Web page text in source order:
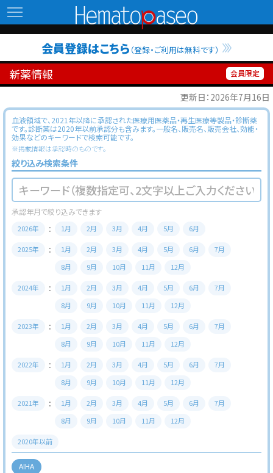
Hematopaseo
会員登録はこちら （登録・ご利用は無料です）
新薬情報
更新日：2026年7月16日
血液領域で、2021年以降に承認された医療用医薬品・再生医療等製品・診断薬
です。診断薬は2020年以前承認分も含みます。一般名、販売名、販売会社、効能・
効果などのキーワードで検索可能です。
※掲載情報は承認時のものです。
絞り込み検索条件
2020年以前
2021年 1月 2月 3月 4月 5月 6月
7月
8月
9月 10月 11月 12月
2022年 1月 2月 3月 4月 5月 6月
7月
8月
9月 10月 11月 12月
2023年 1月 2月 3月 4月 5月 6月
7月
8月
9月 10月 11月 12月
2024年 1月 2月 3月 4月 5月 6月
7月
8月
9月 10月 11月 12月
2025年 1月 2月 3月 4月 5月 6月
7月
8月
9月 10月 11月 12月
2026年 1月 2月 3月 4月 5月 6月
AIHA